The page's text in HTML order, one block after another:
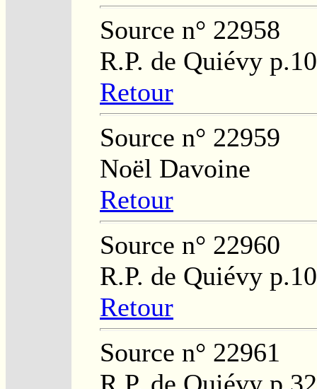
Source n° 22958
R.P. de Quiévy
Retour
Source n° 22959
Noël Davoine
Retour
Source n° 22960
R.P. de Quiévy
Retour
Source n° 22961